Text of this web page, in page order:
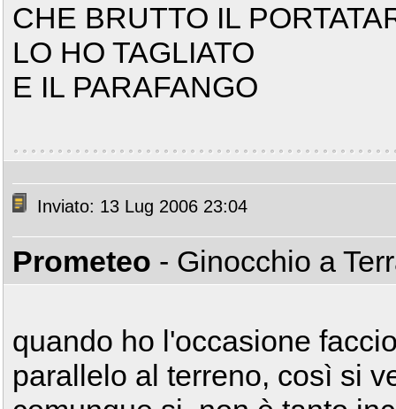
CHE BRUTTO IL
LO HO TAGLIATO
E IL PARAFANGO
Inviato: 13 Lug 2006 23:04
Prometeo - Ginocchio a
quando ho l'occasione
parallelo al terreno, così si